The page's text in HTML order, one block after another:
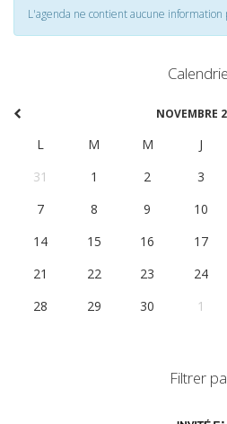
L'agenda ne contient aucune
NOVEMBRE
L M M J
31
1 2 3
7
8 9 10
14
15 16 17
21
22 23 24
28
29 30 1
Filtrer